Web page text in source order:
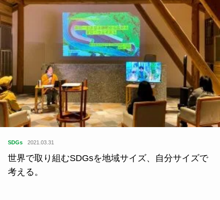
SDGs 2021.03.31
世界で取り組むSDGsを地域サイズ、自分サイズで
考える。